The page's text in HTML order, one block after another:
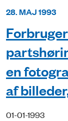
28. MAJ 1993
en
af
01-01-1993